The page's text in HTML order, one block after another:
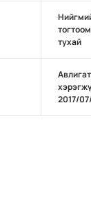
тухай
2017/